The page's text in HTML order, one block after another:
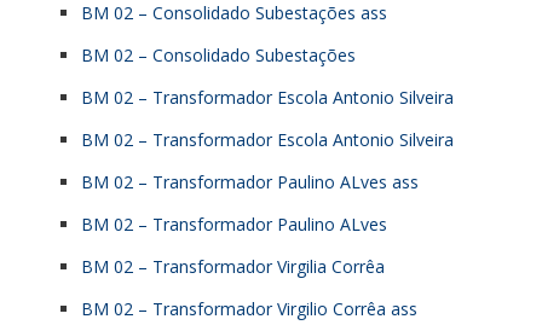
BM 02 – Consolidado Subestações ass
BM 02 – Consolidado Subestações
BM 02 – Transformador Escola Antonio Silveira
BM 02 – Transformador Escola Antonio Silveira
BM 02 – Transformador Paulino ALves ass
BM 02 – Transformador Paulino ALves
BM 02 – Transformador Virgilia Corrêa
BM 02 – Transformador Virgilio Corrêa ass